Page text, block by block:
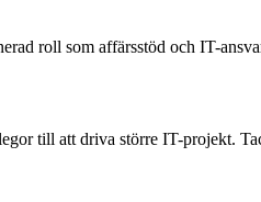
roll som affärsstöd och IT-
till att driva större IT-projekt.